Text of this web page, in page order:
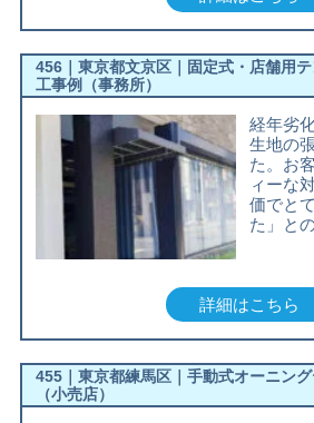
456｜東京都文京区｜固定式・店舗用
工事例（事務所）
経年劣
生地の
た。お
ィーな
価でと
た」と
詳細はこちら
455｜東京都練馬区｜手動式オーニン
（小売店）